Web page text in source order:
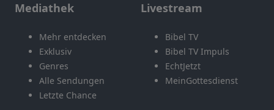
Mediathek
Mehr entdecken
Exklusiv
Genres
Alle Sendungen
Letzte Chance
Livestream
Bibel TV
Bibel TV Impuls
EchtJetzt
MeinGottesdienst